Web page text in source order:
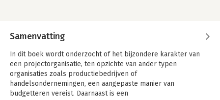
Samenvatting
In dit boek wordt onderzocht of het bijzondere karakter van
een projectorganisatie, ten opzichte van ander typen
organisaties zoals productiebedrijven of
handelsondernemingen, een aangepaste manier van
budgetteren vereist. Daarnaast is een